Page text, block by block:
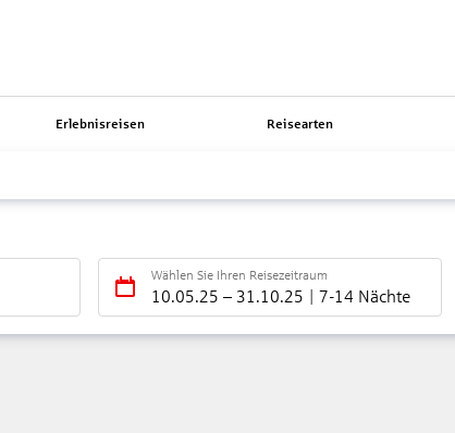
Erlebnisreisen Reisearten
Wählen Sie Ihren Reisezeitraum
10.05.25 – 31.10.25 7-14 Nächte